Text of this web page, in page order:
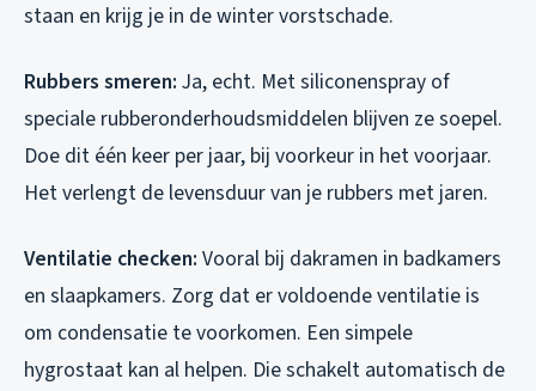
staan en krijg je in de winter vorstschade.
Rubbers smeren: Ja, echt. Met siliconenspray of
speciale rubberonderhoudsmiddelen blijven ze soepel.
Doe dit één keer per jaar, bij voorkeur in het voorjaar.
Het verlengt de levensduur van je rubbers met jaren.
Ventilatie checken: Vooral bij dakramen in badkamers
en slaapkamers. Zorg dat er voldoende ventilatie is
om condensatie te voorkomen. Een simpele
hygrostaat kan al helpen. Die schakelt automatisch de